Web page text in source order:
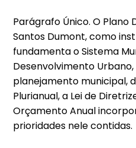
Parágrafo Único. O
Santos Dumont, como
fundamenta o Sistema
Desenvolvimento
planejamento municipal,
Plurianual, a Lei de
Orçamento Anual
prioridades nele contidas.